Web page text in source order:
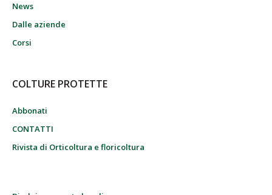
News
Dalle aziende
Corsi
COLTURE PROTETTE
Abbonati
CONTATTI
Rivista di Orticoltura e floricoltura